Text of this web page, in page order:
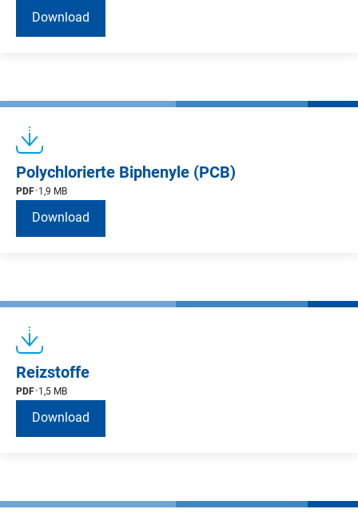
Download
Polychlorierte Biphenyle (PCB)
PDF 1,9 MB
Download
Reizstoffe
PDF 1,5 MB
Download